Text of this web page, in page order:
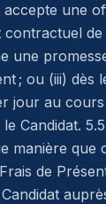
accepte une
de
une
; ou (iii) dès
jour au
Candidat.
manière que
de